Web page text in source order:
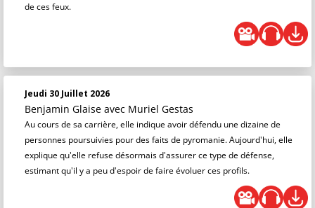
de ces feux.
Jeudi 30 Juillet 2026
Benjamin Glaise avec Muriel Gestas
Au cours de sa carrière, elle indique avoir défendu une dizaine de
personnes poursuivies pour des faits de pyromanie. Aujourd'hui, elle
explique qu'elle refuse désormais d'assurer ce type de défense,
estimant qu'il y a peu d'espoir de faire évoluer ces profils.